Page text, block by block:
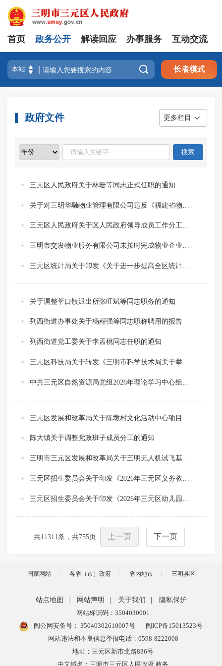
首页 政务公开 解读回应 办事服务 互动交流
 长者模式
政府文件 更多栏目
三元区人民政府关于林珊等同志正式任职的通知
三元区人民政府关于区人民政府领导成员工作分工的通知
三明市交发物业服务有限公司未按时完成物业企业安全检查系统自查工作的通报
关于调整莘口镇派出所张旺斌等同志职务的通知
列西街道办事处关于杨程强等同志职称聘用的报告
列西街道党工委关于李孟桃同志任职的通知
三元区科技局关于转发《三明市科学技术局关于举办2026年三明市创新创业大赛的通知》的通知
陈大镇关于调整党政班子成员分工的通知
三明市三元区发展和改革局关于三明无人机试飞基地 （一期）初步设计及概算的批复
共11311条，共755页 上一页 下一页
国家网站 各省（市）政府 省内地市 三明县区
站点地图 | 网站声明 | 关于我们 |
隐私保护
网站标识码：3504030001
闽公网安备号： 35040302610007号
闽ICP备15013523号
网站违法和不良信息举报电话：0598-8222008
地址：三元区新市北路836号
中文域名：三明市三元区人民政府.政务